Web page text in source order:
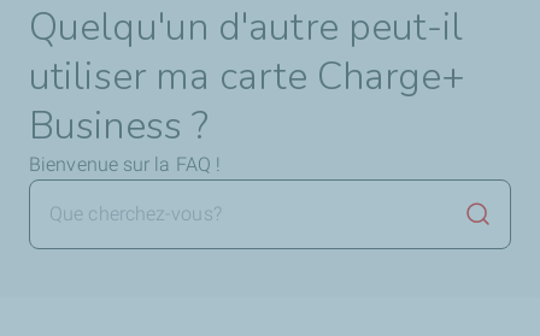
Quelqu'un d'autre peut-il
utiliser ma carte Charge+
Business ?
Bienvenue sur la FAQ !